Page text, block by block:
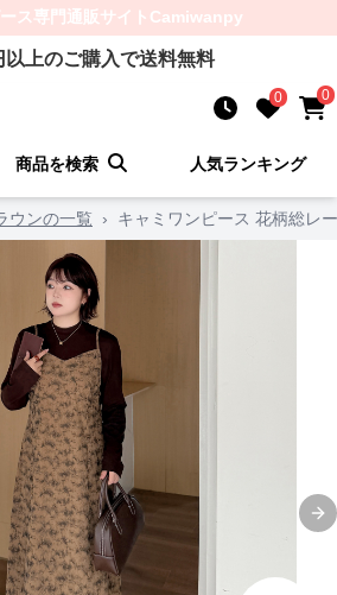
ス専門通販サイト Camiwanpy
以上のご購入で送料無料
0 0
商品を検索 人気ランキング
ウンの一覧 › キャミワンピース 花柄総レ